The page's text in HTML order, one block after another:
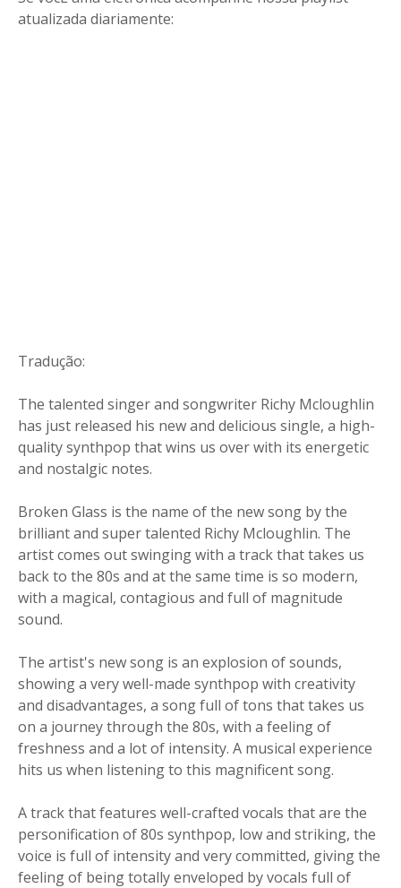
atualizada diariamente:
Tradução:
The talented singer and songwriter Richy Mcloughlin
has just released his new and delicious single, a high-
quality synthpop that wins us over with its energetic
and nostalgic notes.
Broken Glass is the name of the new song by the
brilliant and super talented Richy Mcloughlin. The
artist comes out swinging with a track that takes us
back to the 80s and at the same time is so modern,
with a magical, contagious and full of magnitude
sound.
The artist's new song is an explosion of sounds,
showing a very well-made synthpop with creativity
and disadvantages, a song full of tons that takes us
on a journey through the 80s, with a feeling of
freshness and a lot of intensity. A musical experience
hits us when listening to this magnificent song.
A track that features well-crafted vocals that are the
personification of 80s synthpop, low and striking, the
voice is full of intensity and very committed, giving the
feeling of being totally enveloped by vocals full of